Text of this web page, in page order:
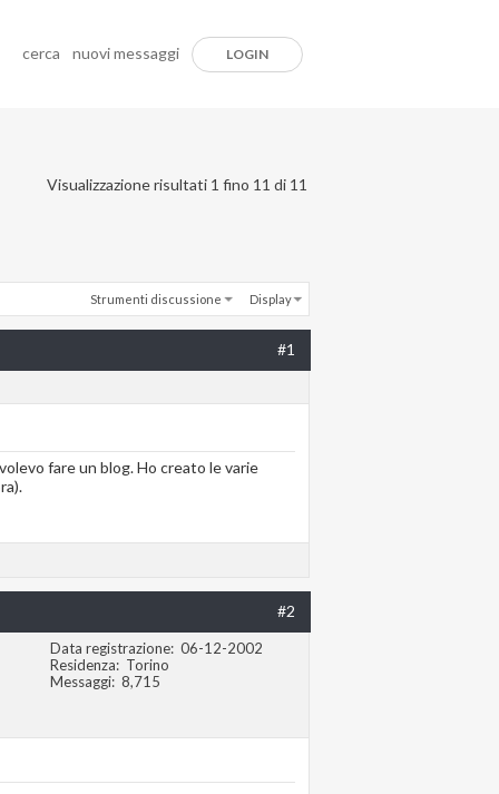
cerca nuovi messaggi LOGIN
Visualizzazione risultati 1 fino 11 di 11
Strumenti discussione Display
#1
fare un blog. Ho creato le varie
#2
Data registrazione 06-12-2002
Residenza
Torino
Messaggi 8,715